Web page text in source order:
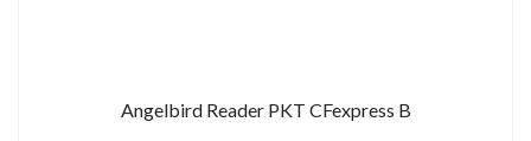
Angelbird Reader PKT CFexpress B